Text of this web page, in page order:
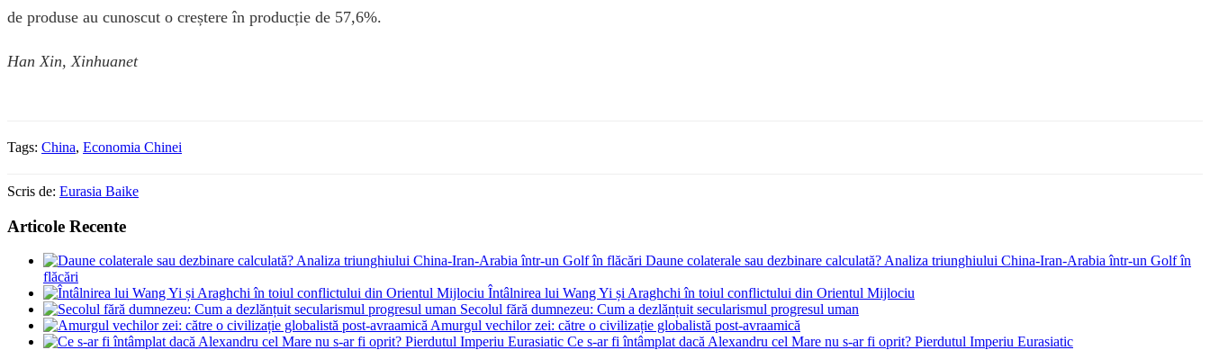
de produse au cunoscut o creștere în producție de 57,6%.
Han Xin, Xinhuanet
Tags: China, Economia Chinei
Scris de: Eurasia Baike
Articole Recente
Daune colaterale sau dezbinare calculată? Analiza triunghiului China-Iran-Arabia într-un Golf în
flăcări
Întâlnirea lui Wang Yi și Araghchi în toiul conflictului din Orientul Mijlociu
Secolul fără dumnezeu: Cum a dezlănțuit secularismul progresul uman
Amurgul vechilor zei: către o civilizație globalistă post-avraamică
Ce s-ar fi întâmplat dacă Alexandru cel Mare nu s-ar fi oprit? Pierdutul Imperiu Eurasiatic